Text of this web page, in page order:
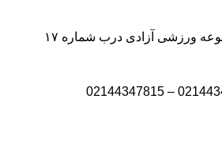
ورزشی آزادی درب شماره ۱۷